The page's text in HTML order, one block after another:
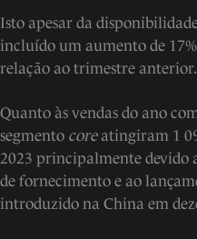
Isto apesar da
incluído um aumento de
relação ao trimestre anterior.
Quanto às vendas do ano
segmento core atingiram 1
2023 principalmente devido
de fornecimento e ao
introduzido na China em